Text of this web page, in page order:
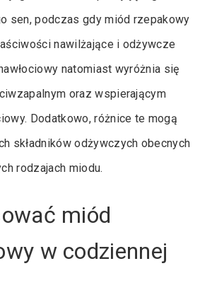
sen, podczas gdy miód rzepakowy
nawilżające i odżywcze
natomiast wyróżnia się
oraz wspierającym
Dodatkowo, różnice te mogą
składników odżywczych obecnych
rodzajach miodu.
miód
w codziennej